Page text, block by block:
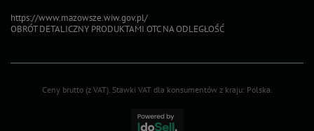
https://www.mazowsze.wiw.gov.pl/
OBRÓT DETALICZNY PRODUKTAMI OTC NA ODLEGŁOŚĆ
Ceny brutto (z VAT). Stawki VAT dla konsumentów z kraju: Polska